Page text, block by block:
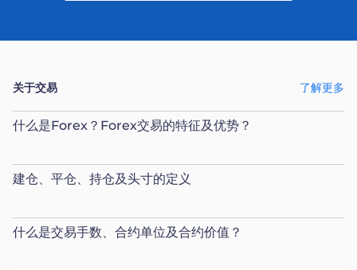
关于交易 了解更多
什么是Forex？Forex交易的特征及优势？
建仓、平仓、持仓及头寸的定义
什么是交易手数、合约单位及合约价值？